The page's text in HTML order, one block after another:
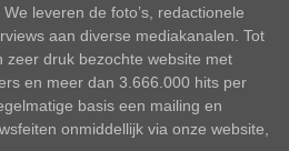
leveren de foto’s, redactionele
aan diverse mediakanalen. Tot
zeer druk bezochte website met
en meer dan 3.666.000 hits per
basis een mailing en
onmiddellijk via onze website,